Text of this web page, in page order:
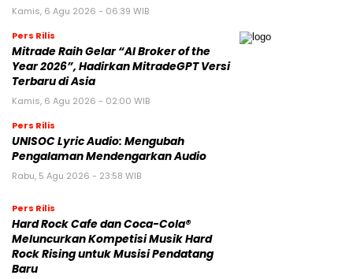
Kamis, 6 Agu 2026 - 06:39 WIB
Pers Rilis
Mitrade Raih Gelar “AI Broker of the
Year 2026”, Hadirkan MitradeGPT Versi
Terbaru di Asia
Kamis, 6 Agu 2026 - 02:00 WIB
Pers Rilis
UNISOC Lyric Audio: Mengubah
Pengalaman Mendengarkan Audio
Rabu, 5 Agu 2026 - 23:58 WIB
Pers Rilis
Hard Rock Cafe dan Coca-Cola®
Meluncurkan Kompetisi Musik Hard
Rock Rising untuk Musisi Pendatang
Baru